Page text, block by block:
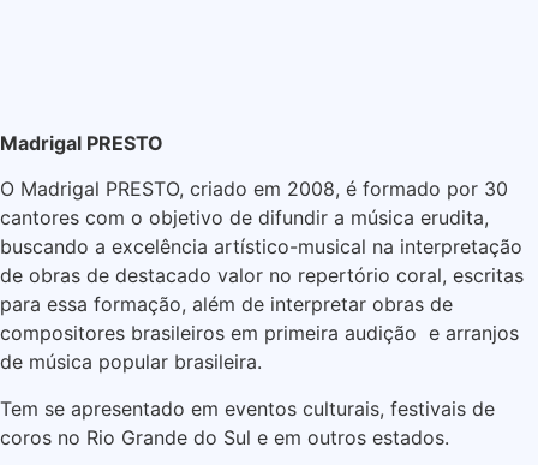
Madrigal PRESTO
O Madrigal PRESTO, criado em 2008, é formado por 30
cantores com o objetivo de difundir a música erudita,
buscando a excelência artístico-musical na interpretação
de obras de destacado valor no repertório coral, escritas
para essa formação, além de interpretar obras de
compositores brasileiros em primeira audição e arranjos
de música popular brasileira.
Tem se apresentado em eventos culturais, festivais de
coros no Rio Grande do Sul e em outros estados.